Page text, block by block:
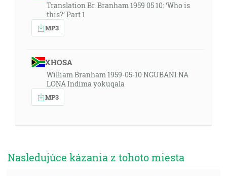
Translation Br. Branham 1959 05 10: ‘Who is
this?’ Part 1
MP3
XHOSA
William Branham 1959-05-10 NGUBANI NA
LONA Indima yokuqala
MP3
Nasledujúce kázania z tohoto miesta